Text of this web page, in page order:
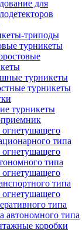
для
триподы
турникеты
турникеты
турникеты
турникеты
огнетушащего
типа
огнетушащего
типа
огнетушащего
типа
огнетушащего
типа
автономного типа
коробки